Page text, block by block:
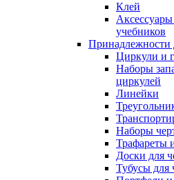
Клей
учебников
Принадлежности
Циркули и
Наборы
циркулей
Линейки
Наборы
Трафареты
Доски для
Тубусы для